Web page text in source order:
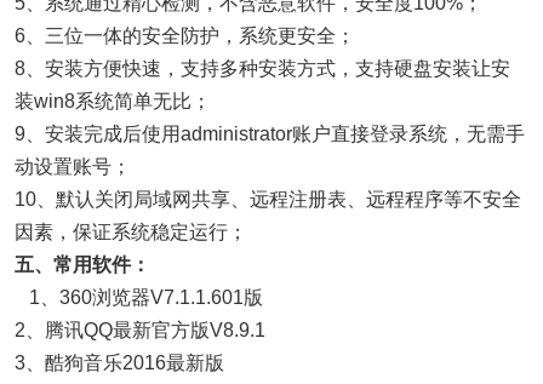
6、三位一体的安全防护，系统更安全；
8、安装方便快速，支持多种安装方式，支持硬盘安装让安
装win8系统简单无比；
9、安装完成后使用administrator账户直接登录系统，无需手
动设置账号；
10、默认关闭局域网共享、远程注册表、远程程序等不安全
因素，保证系统稳定运行；
五、常用软件：
1、360浏览器V7.1.1.601版
2、腾讯QQ最新官方版V8.9.1
3、酷狗音乐2016最新版